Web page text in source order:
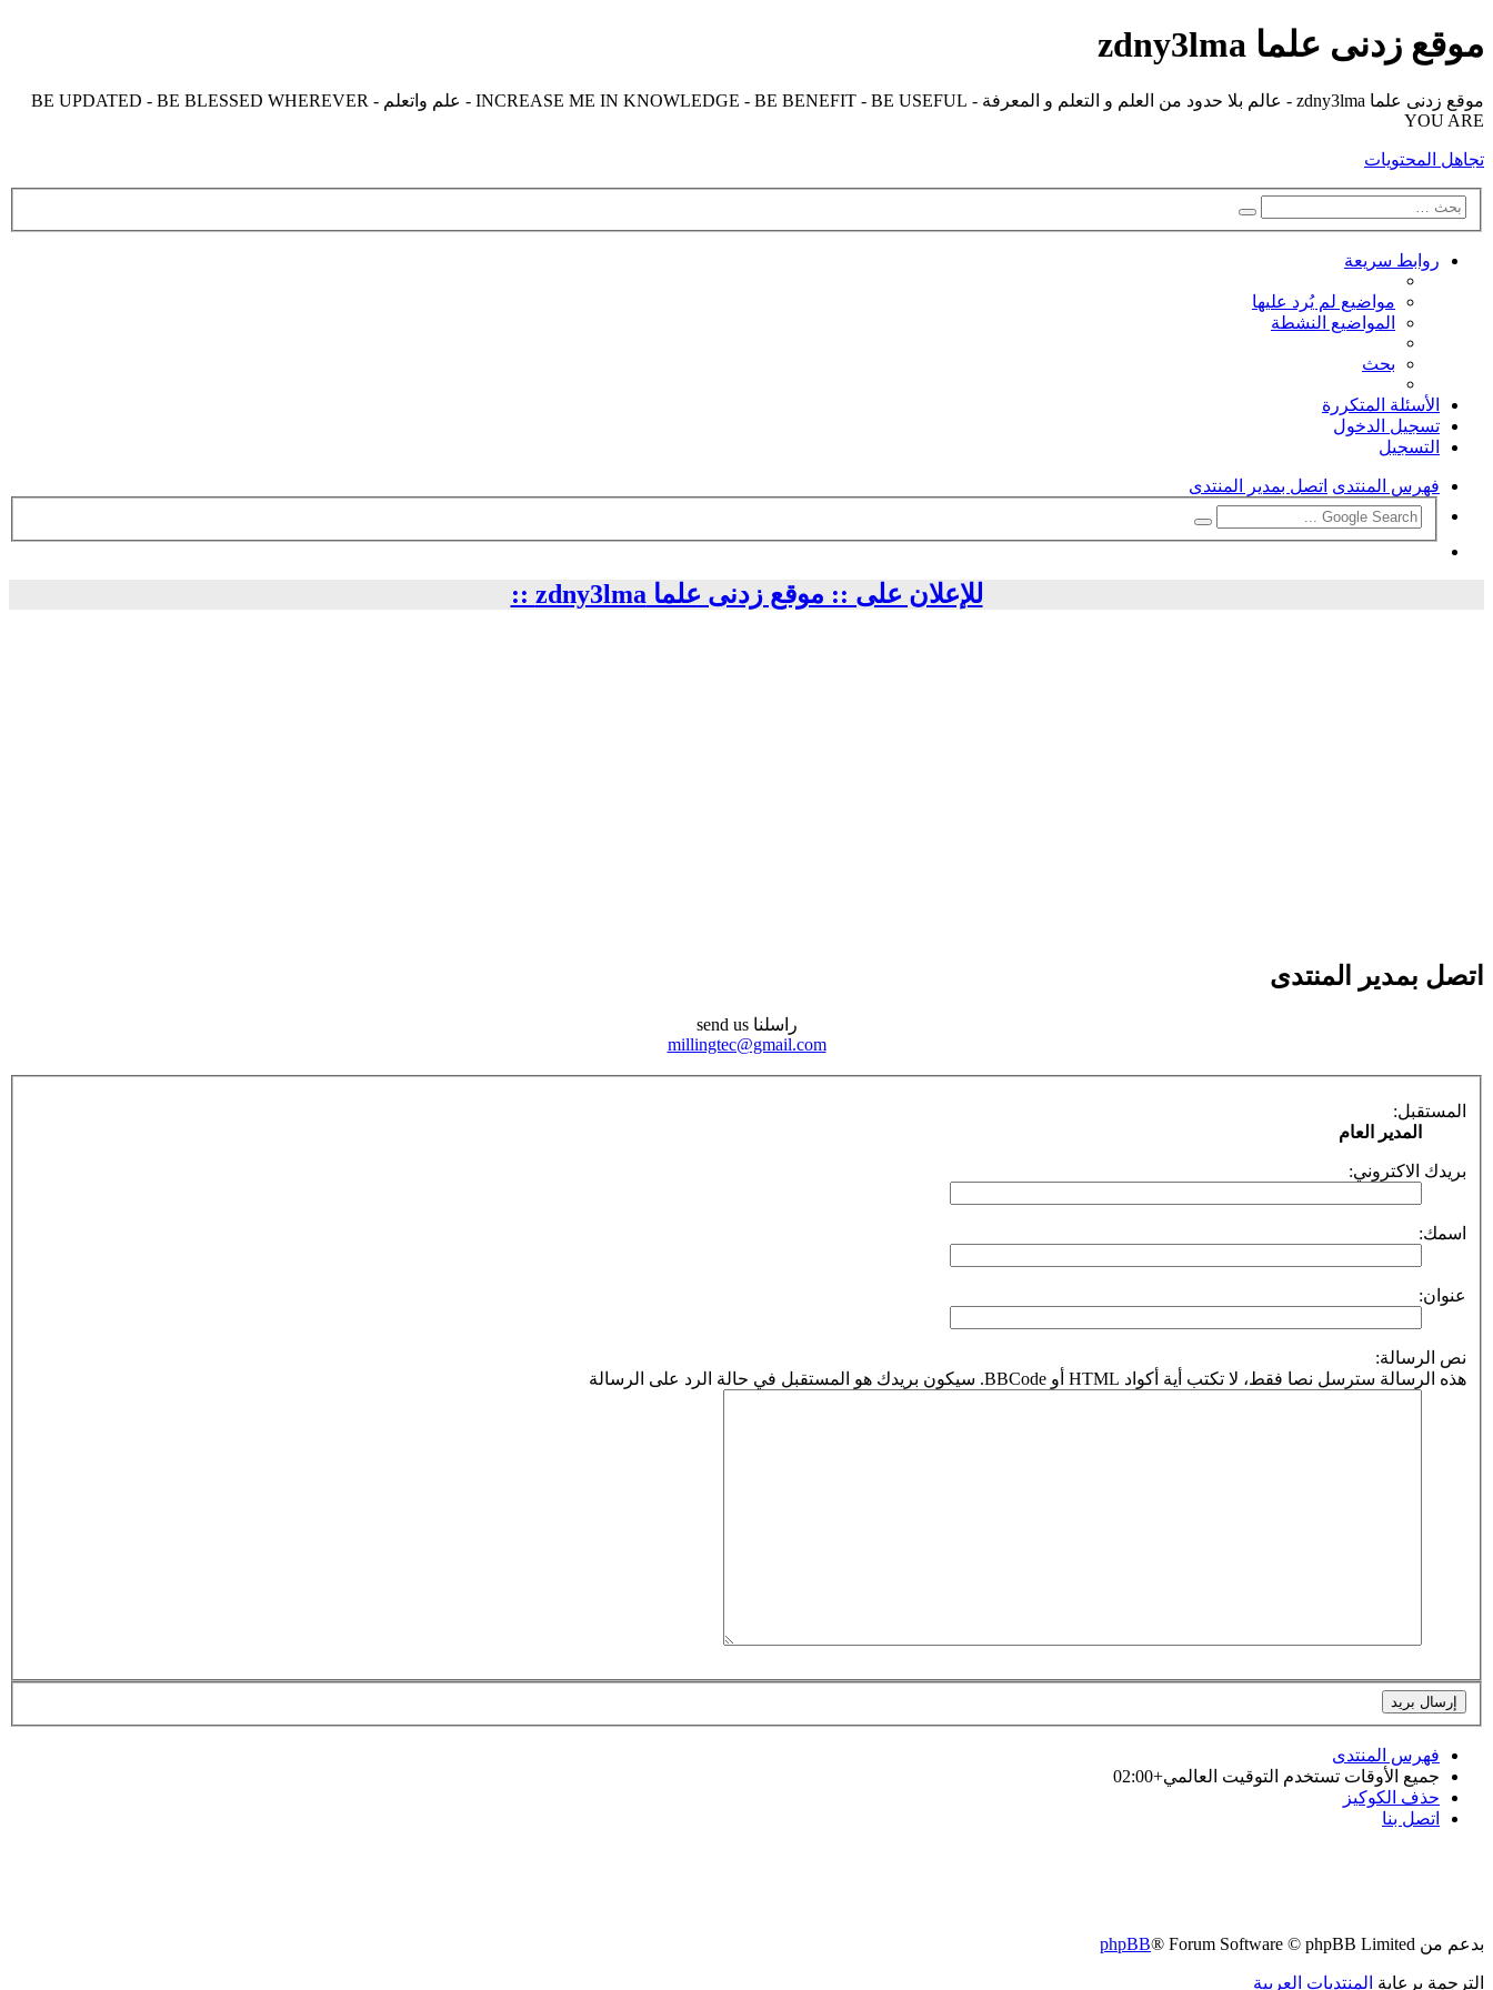
موقع زدنى علما zdny3lma
موقع زدنى علما zdny3lma - عالم بلا حدود من العلم و التعلم و المعرفة - INCREASE ME IN KNOWLEDGE - BE BENEFIT - BE USEFUL - علم واتعلم - BE UPDATED - BE BLESSED WHEREVER
YOU ARE
تجاهل المحتويات
بحث
بحث
متقدم
روابط سريعة
مواضيع لم يُرد عليها
المواضيع النشطة
بحث
الأسئلة المتكررة
تسجيل الدخول
التسجيل
فهرس المنتدى اتصل بمدير المنتدى
للإعلان على :: موقع زدنى علما zdny3lma ::
اتصل بمدير المنتدى
راسلنا send us
millingtec@gmail.com
المستقبل:
المدير العام
بريدك الاكتروني:
اسمك:
عنوان:
نص الرسالة:
هذه الرسالة سترسل نصا فقط، لا تكتب أية أكواد HTML أو BBCode. سيكون بريدك هو المستقبل في حالة الرد على الرسالة
فهرس المنتدى
جميع الأوقات تستخدم التوقيت العالمي+02:00
حذف الكوكيز
اتصل بنا
بدعم من phpBB® Forum Software © phpBB Limited
الترجمة برعاية المنتديات العربية